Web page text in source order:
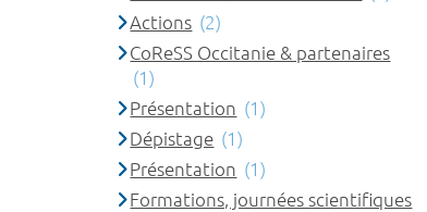
Actions (2)
CoReSS Occitanie & partenaires
(1)
Présentation (1)
Dépistage (1)
Présentation (1)
Formations, journées scientifiques